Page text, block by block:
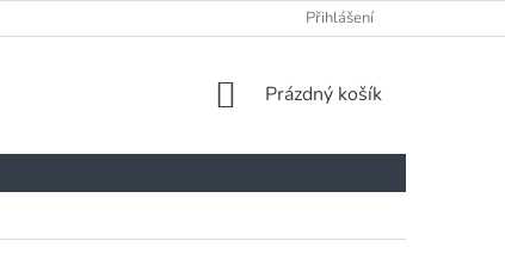
Přihlášení
NÁKUPNÍ
Prázdný košík